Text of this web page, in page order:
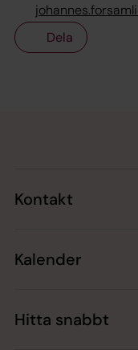
Dela
Kontakt
Kalender
Hitta snabbt